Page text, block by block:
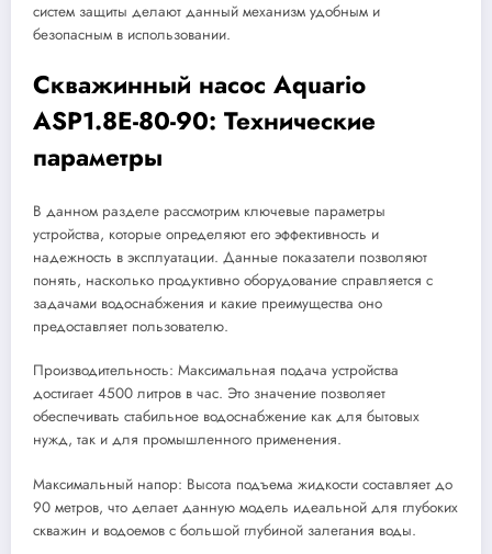
систем защиты делают данный механизм удобным и
безопасным в использовании.
Скважинный насос Aquario
ASP1.8E-80-90: Технические
параметры
В данном разделе рассмотрим ключевые параметры
устройства, которые определяют его эффективность и
надежность в эксплуатации. Данные показатели позволяют
понять, насколько продуктивно оборудование справляется с
задачами водоснабжения и какие преимущества оно
предоставляет пользователю.
Производительность: Максимальная подача устройства
достигает 4500 литров в час. Это значение позволяет
обеспечивать стабильное водоснабжение как для бытовых
нужд, так и для промышленного применения.
Максимальный напор: Высота подъема жидкости составляет до
90 метров, что делает данную модель идеальной для глубоких
скважин и водоемов с большой глубиной залегания воды.